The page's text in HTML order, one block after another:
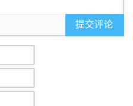
提交评论